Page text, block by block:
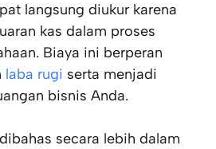
langsung diukur karena
kas dalam proses
Biaya ini berperan
laba rugi serta menjadi
bisnis Anda.
secara lebih dalam